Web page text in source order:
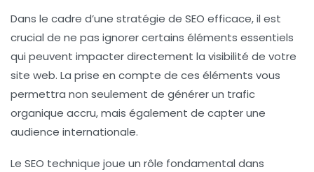
Dans le cadre d’une stratégie de SEO efficace, il est
crucial de ne pas ignorer certains éléments essentiels
qui peuvent impacter directement la visibilité de votre
site web. La prise en compte de ces éléments vous
permettra non seulement de générer un trafic
organique accru, mais également de capter une
audience internationale.
Le SEO technique joue un rôle fondamental dans